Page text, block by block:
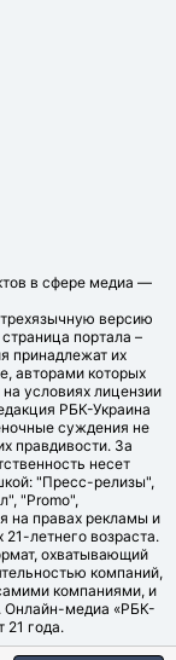
в сфере медиа —
версию
портала –
принадлежат их
авторами которых
условиях лицензии
РБК-Украина
суждения не
правдивости. За
несет
"Пресс-релизы",
"Promo",
на правах рекламы и
летнего возраста.
охватывающий
компаний,
компаниями, и
Онлайн-медиа «РБК-
21 года.